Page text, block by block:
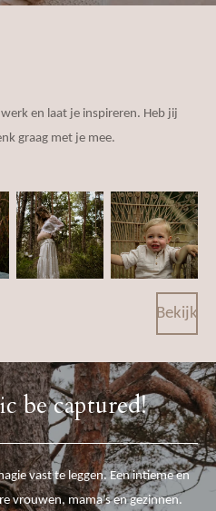
en laat je inspireren. Heb jij
graag met je mee.
Bekijk
be captured!
vast te leggen. Een intieme en
vrouwen, mama’s en gezinnen.